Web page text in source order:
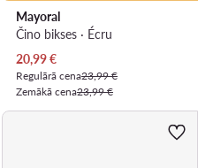
Mayoral
Čino bikses · Écru
Pašreizējā cena
20,99€
Regulārā cena23,99 €
Zemākā cena23,99 €